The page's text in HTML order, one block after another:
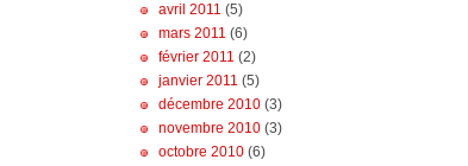
avril 2011 (5)
mars 2011 (6)
février 2011 (2)
janvier 2011 (5)
décembre 2010 (3)
novembre 2010 (3)
octobre 2010 (6)